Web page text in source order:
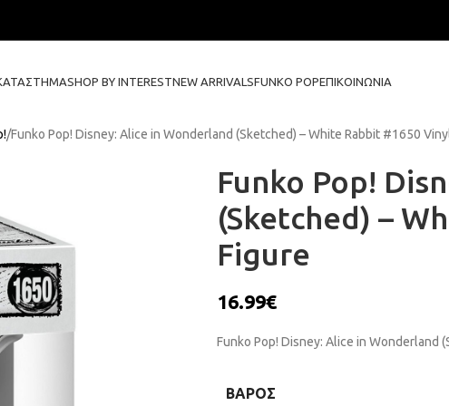
SHOP BY INTERESTNEW ARRIVALSFUNKO POPΕΠΙΚΟΙΝΩΝΊΑ
Funko Pop! Disney: Alice in Wonderland (Sketched) – White Rabbit #1650
Funko Pop!
(Sketched) –
Figure
16.99€
Funko Pop! Disney: Alice in Wonderland
ΒΆΡΟΣ